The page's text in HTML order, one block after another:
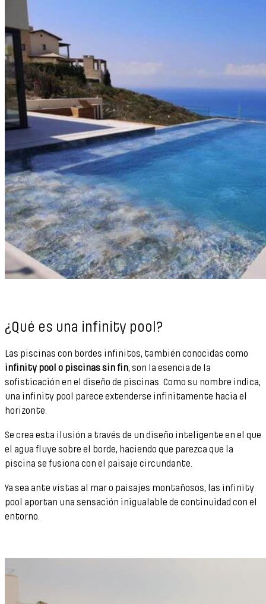
¿Qué es una infinity pool?
Las piscinas con bordes infinitos, también conocidas como
infinity pool o piscinas sin fin, son la esencia de la
sofisticación en el diseño de piscinas. Como su nombre indica,
una infinity pool parece extenderse infinitamente hacia el
horizonte.
Se crea esta ilusión a través de un diseño inteligente en el que
el agua fluye sobre el borde, haciendo que parezca que la
piscina se fusiona con el paisaje circundante.
Ya sea ante vistas al mar o paisajes montañosos, las infinity
pool aportan una sensación inigualable de continuidad con el
entorno.